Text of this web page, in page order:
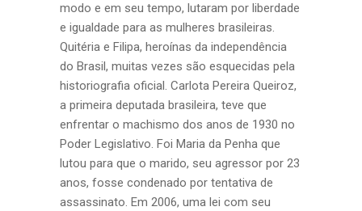
modo e em seu tempo, lutaram por liberdade
e igualdade para as mulheres brasileiras.
Quitéria e Filipa, heroínas da independência
do Brasil, muitas vezes são esquecidas pela
historiografia oficial. Carlota Pereira Queiroz,
a primeira deputada brasileira, teve que
enfrentar o machismo dos anos de 1930 no
Poder Legislativo. Foi Maria da Penha que
lutou para que o marido, seu agressor por 23
anos, fosse condenado por tentativa de
assassinato. Em 2006, uma lei com seu